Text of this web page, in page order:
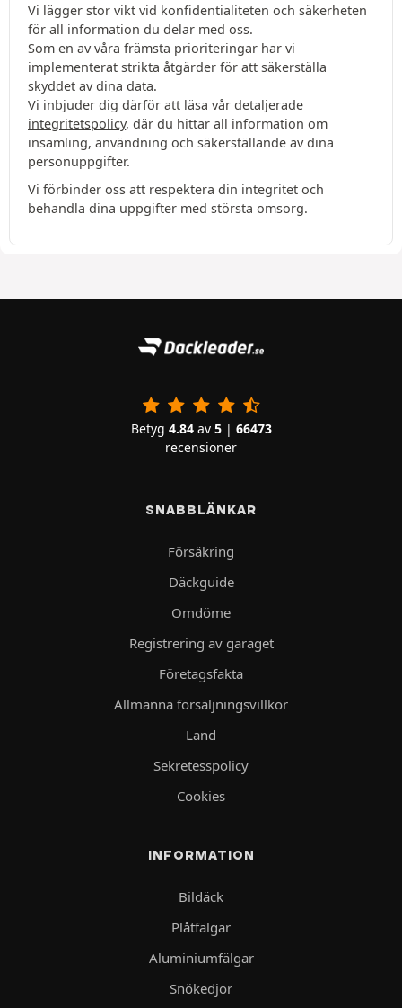
Vi lägger stor vikt vid konfidentialiteten och säkerheten
för all information du delar med oss.
Som en av våra främsta prioriteringar har vi
implementerat strikta åtgärder för att säkerställa
skyddet av dina data.
Vi inbjuder dig därför att läsa vår detaljerade
integritetspolicy, där du hittar all information om
insamling, användning och säkerställande av dina
personuppgifter.
Vi förbinder oss att respektera din integritet och
behandla dina uppgifter med största omsorg.
Betyg 4.84av 5| 66473
recensioner
SNABBLÄNKAR
Försäkring
Däckguide
Omdöme
Registrering av garaget
Företagsfakta
Allmänna försäljningsvillkor
Land
Sekretesspolicy
Cookies
INFORMATION
Bildäck
Plåtfälgar
Aluminiumfälgar
Snökedjor